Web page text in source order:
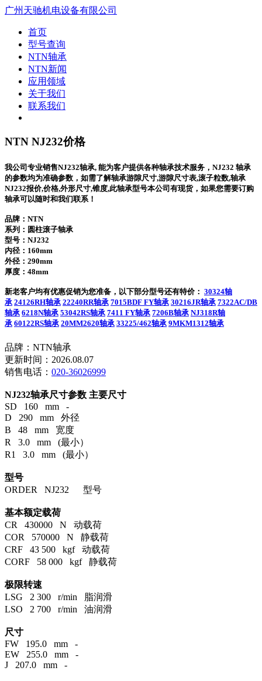
广州天驰机电设备有限公司
首页
型号查询
NTN轴承
NTN新闻
应用领域
关于我们
联系我们
NTN NJ232价格
我公司专业销售NJ232轴承, 能为客户提供各种轴承技术服务，NJ232 轴承
的参数均为准确参数，如需了解轴承游隙尺寸,游隙尺寸表,滚子粒数,轴承
NJ232报价,价格,外形尺寸,锥度,此轴承型号本公司有现货，如果您需要订购
轴承可以随时和我们联系！
品牌：NTN
系列：圆柱滚子轴承
型号： NJ232
内径：160mm
外径：290mm
厚度：48mm
新老客户均有优惠促销为您准备，以下部分型号还有特价： 30324轴
承 24126RH轴承 22240RR轴承 7015BDF FY轴承 30216JR轴承 7322AC/DB
轴承 6218N轴承 53042RS轴承 7411 FY轴承 7206B轴承 NJ318R轴
承 60122RS轴承 20MM2620轴承 33225/462轴承 9MKM1312轴承
品牌：NTN轴承
更新时间：2026.08.07
销售电话： 020-36026999
NJ232轴承尺寸参数 主要尺寸
SD 160 mm -
D 290 mm 外径
B 48 mm 宽度
R 3.0 mm (最小）
R1 3.0 mm (最小）
型号
ORDER NJ232 型号
基本额定载荷
CR 430000 N 动载荷
COR 570000 N 静载荷
CRF 43 500 kgf 动载荷
CORF 58 000 kgf 静载荷
极限转速
LSG 2 300 r/min 脂润滑
LSO 2 700 r/min 油润滑
尺寸
FW 195.0 mm -
EW 255.0 mm -
J 207.0 mm -